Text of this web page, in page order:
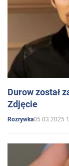
Durow został
Zdjęcie
Rozrywka05.03.2025